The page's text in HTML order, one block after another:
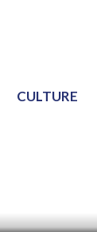
CULTURE